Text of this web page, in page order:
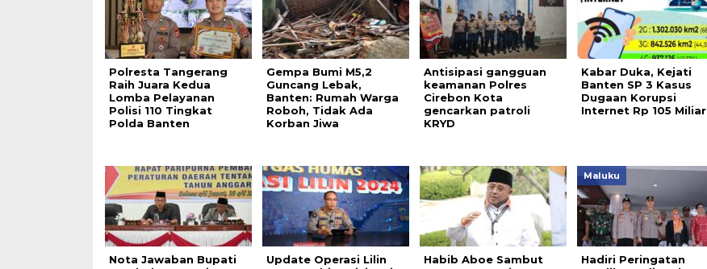
Polresta Tangerang
Raih Juara Kedua
Lomba Pelayanan
Polisi 110 Tingkat
Polda Banten
Gempa Bumi M5,2
Guncang Lebak,
Banten: Rumah Warga
Roboh, Tidak Ada
Korban Jiwa
Antisipasi gangguan
keamanan Polres
Cirebon Kota
gencarkan patroli
KRYD
Kabar Duka, Kejati
Banten SP 3 Kasus
Dugaan Korupsi
Internet Rp 105 Miliar
Nota Jawaban Bupati
Update Operasi Lilin
Habib Aboe Sambut
Maluku
Hadiri Peringatan